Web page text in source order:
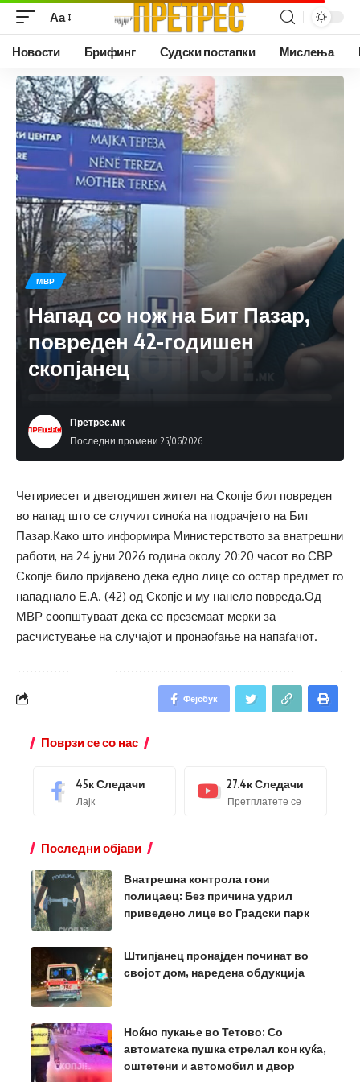
Аа
Новости Брифинг Судски постапки Мислења
МВР
Напад со нож на Бит Пазар,
повреден 42-годишен
скопјанец
Последни промени 25/06/2026
Претрес.мк
Четириесет и двегодишен жител на Скопје бил повреден
во напад што се случил синоќа на подрачјето на Бит
Пазар.Како што информира Министерството за внатрешни
работи, на 24 јуни 2026 година околу 20:20 часот во СВР
Скопје било пријавено дека едно лице со остар предмет го
нападнало Е.А. (42) од Скопје и му нанело повреда.Од
МВР соопштуваат дека се преземаат мерки за
расчистување на случајот и пронаоѓање на напаѓачот.
Фејсбук
Поврзи се со нас
45кСледачи
Лајк
27.4кСледачи
Претплатете се
Последни објави
Внатрешна контрола гони
полицаец: Без причина удрил
приведено лице во Градски парк
Штипјанец пронајден починат во
својот дом, наредена обдукција
Ноќно пукање во Тетово: Со
автоматска пушка стрелал кон куќа,
оштетени и автомобил и двор